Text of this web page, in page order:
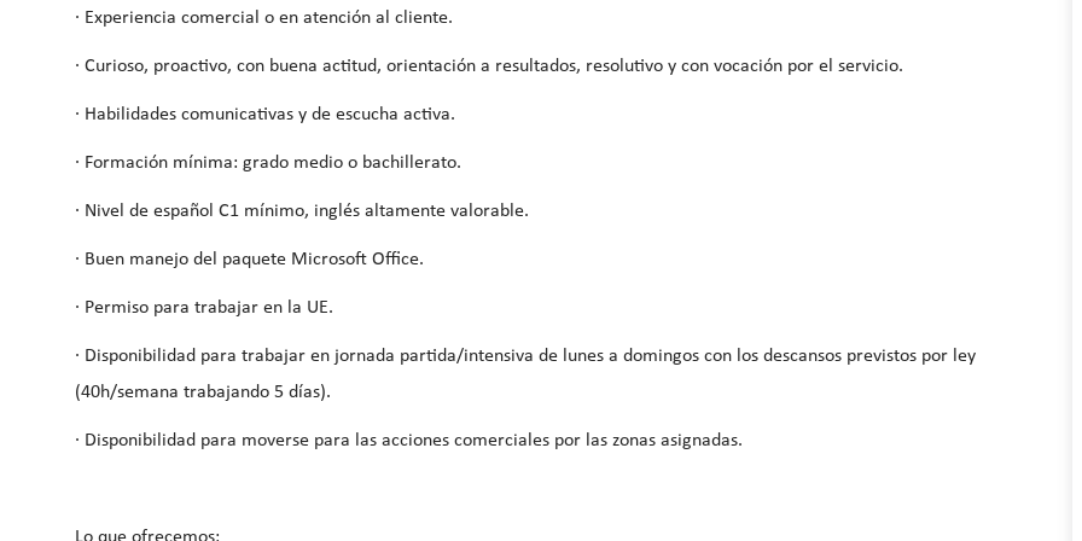
· Experiencia comercial o en atención al cliente.
· Curioso, proactivo, con buena actitud, orientación a resultados, resolutivo y con vocación por el servicio.
· Habilidades comunicativas y de escucha activa.
· Formación mínima: grado medio o bachillerato.
· Nivel de español C1 mínimo, inglés altamente valorable.
· Buen manejo del paquete Microsoft Office.
· Permiso para trabajar en la UE.
· Disponibilidad para trabajar en jornada partida/intensiva de lunes a domingos con los descansos previstos por ley
(40h/semana trabajando 5 días).
· Disponibilidad para moverse para las acciones comerciales por las zonas asignadas.